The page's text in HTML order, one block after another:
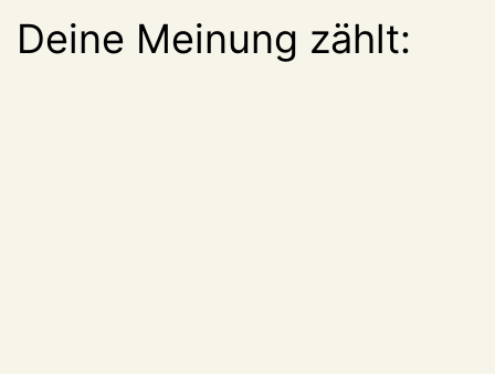
Deine Meinung zählt: